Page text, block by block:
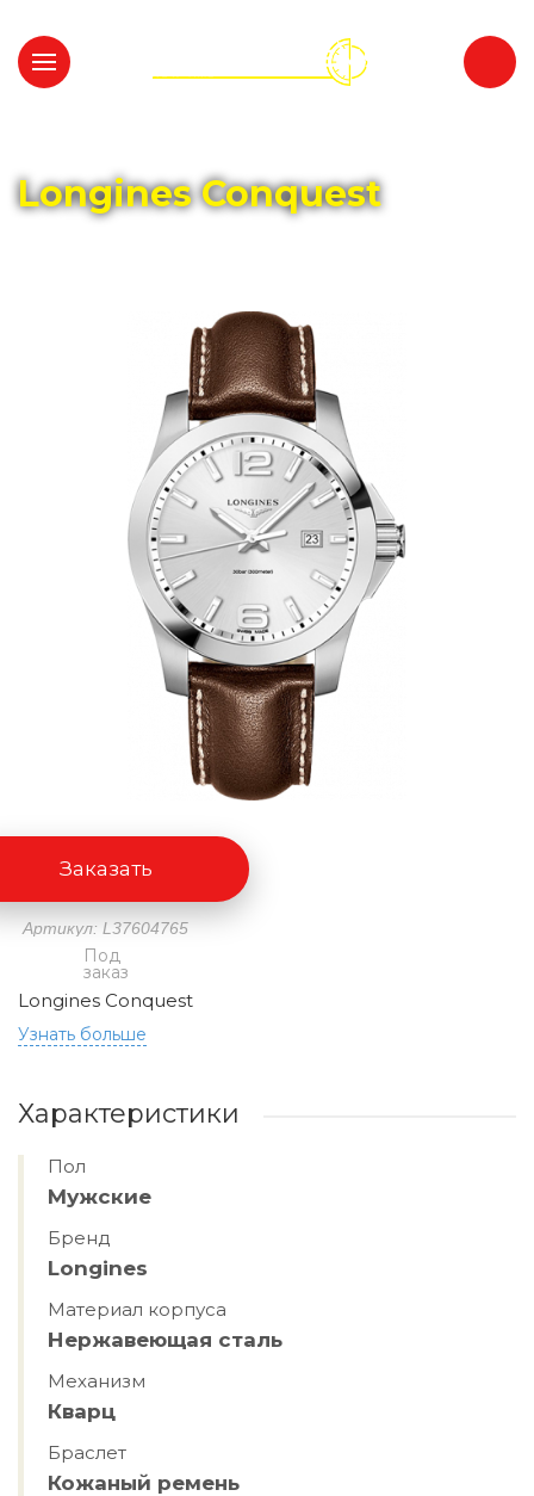
Longines Conquest
Артикул: L37604765
Под
заказ
Longines Conquest
Узнать больше
Заказать
Характеристики
Пол
Мужские
Бренд
Longines
Материал корпуса
Нержавеющая сталь
Механизм
Кварц
Браслет
Кожаный ремень